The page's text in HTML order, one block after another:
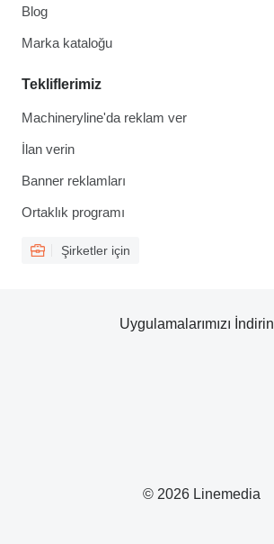
Blog
Marka kataloğu
Tekliflerimiz
Machineryline'da reklam ver
İlan verin
Banner reklamları
Ortaklık programı
Şirketler için
© 2026 Linemedia
Uygulamalarımızı İndirin